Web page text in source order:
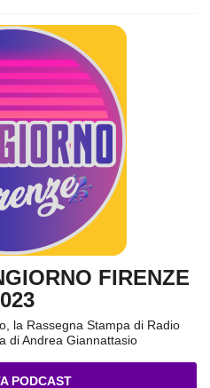
FIRENZE
la Rassegna Stampa di Radio
di Andrea Giannattasio
PODCAST